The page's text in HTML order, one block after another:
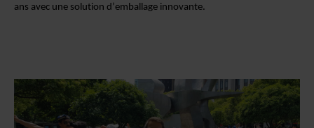
ans avec une solution d’emballage innovante.